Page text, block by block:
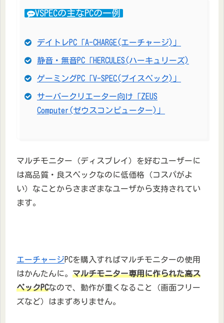
VSPECの主なPCの一例
デイトレPC「A-CHARGE(エーチャージ)」
静音・無音PC「HERCULES(ハーキュリーズ)
ゲーミングPC「V-SPEC(ブイスペック)」
サーバークリエーター向け「ZEUS
Computer(ゼウスコンピューター)」
マルチモニター（ディスプレイ）を好むユーザーに
は高品質・良スペックなのに低価格（コスパがよ
い）なことからさまざまなユーザから支持されてい
ます。
エーチャージPCを購入すればマルチモニターの使用
はかんたんに。 マルチモニター専用に作られた高ス
ペックPCなので、動作が重くなること（画面フリー
ズなど）はまずありません。